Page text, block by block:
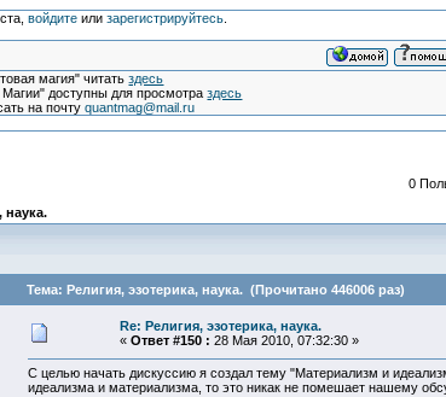
войдитеили зарегистрируйтесь.
магия" читатьздесь
Магии" доступны для просмотраздесь
на почтуquantmag@mail.ru
наука.
0
Тема: Религия, эзотерика, наука. (Прочитано 446006 раз)
Re: Религия, эзотерика, наука.
« Ответ #150 : 28 Мая 2010, 07:32:30 »
С целью начать дискуссию я создал тему "Материализм и
идеализма и материализма, то это никак не помешает нашему